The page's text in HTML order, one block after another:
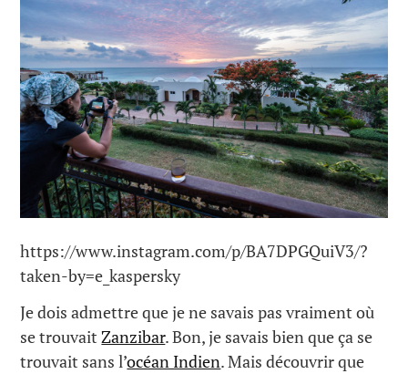
https://www.instagram.com/p/BA7DPGQuiV3/?
taken-by=e_kaspersky
Je dois admettre que je ne savais pas vraiment où
se trouvaitZanzibar. Bon, je savais bien que ça se
trouvait sans l’océan Indien. Mais découvrir que